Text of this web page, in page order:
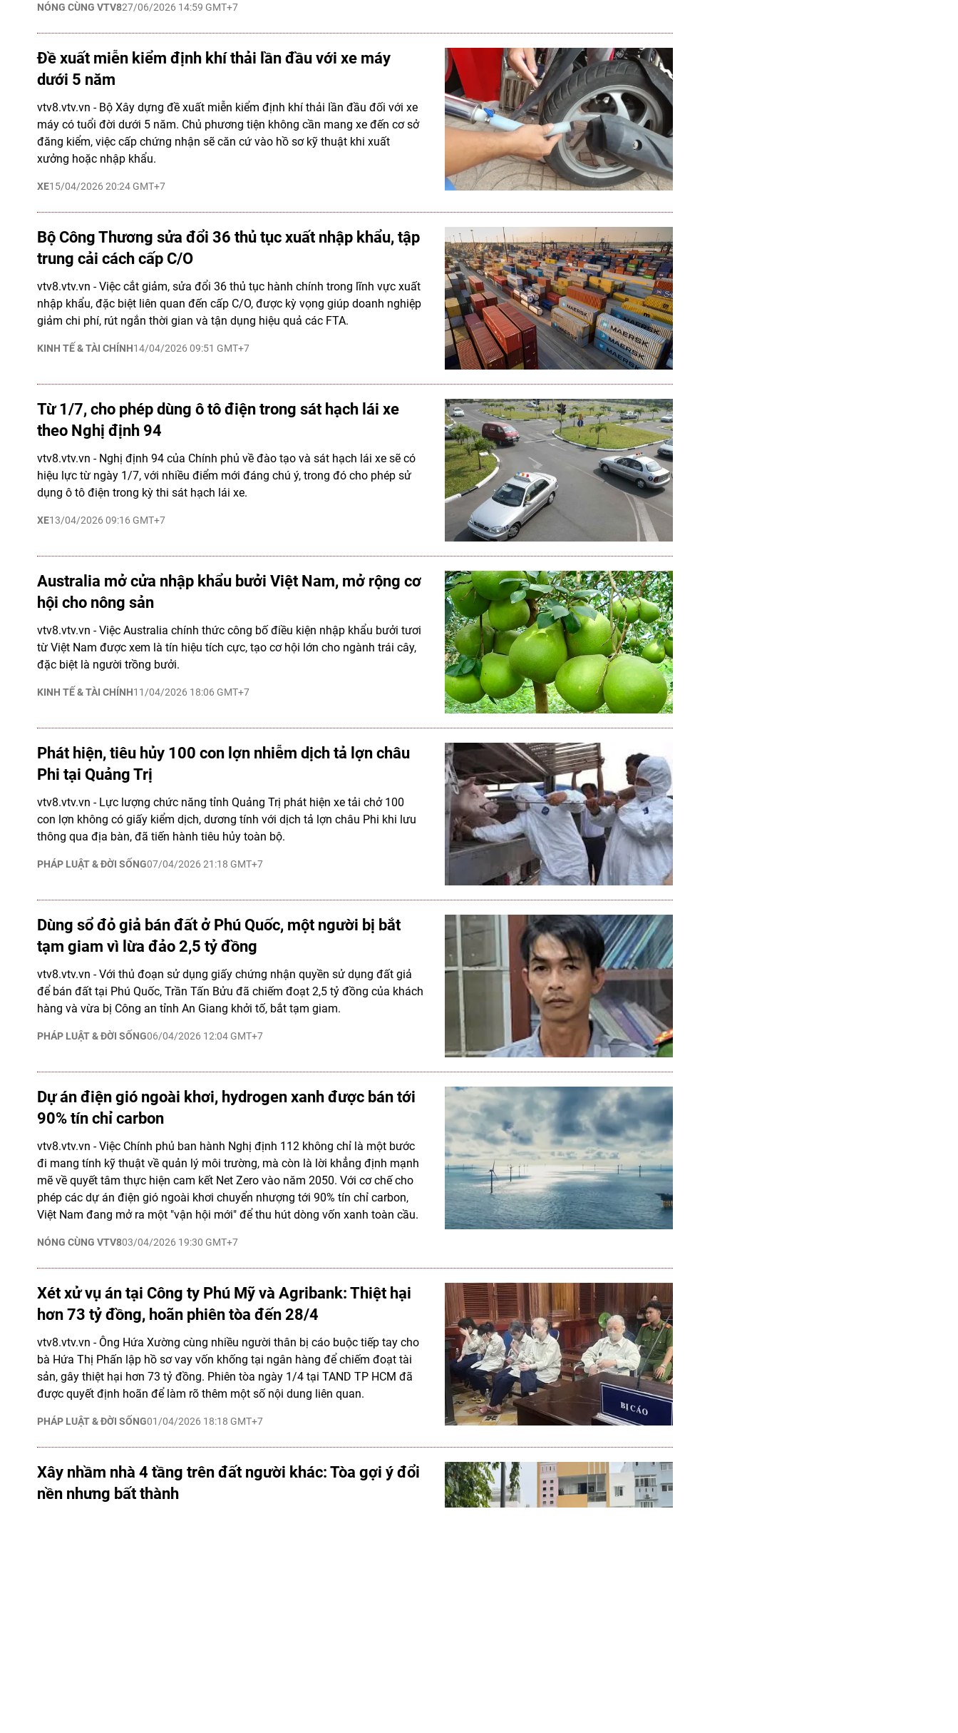
NÓNG CÙNG VTV827/06/2026 14:59 GMT+7
Đề xuất miễn kiểm định khí thải lần đầu với xe máy
dưới 5 năm
XE15/04/2026 20:24 GMT+7
vtv8.vtv.vn - Bộ Xây dựng đề xuất miễn kiểm định khí thải lần đầu đối với xe
máy có tuổi đời dưới 5 năm. Chủ phương tiện không cần mang xe đến cơ sở
đăng kiểm, việc cấp chứng nhận sẽ căn cứ vào hồ sơ kỹ thuật khi xuất
xưởng hoặc nhập khẩu.
Bộ Công Thương sửa đổi 36 thủ tục xuất nhập khẩu, tập
trung cải cách cấp C/O
KINH TẾ & TÀI CHÍNH14/04/2026 09:51 GMT+7
vtv8.vtv.vn - Việc cắt giảm, sửa đổi 36 thủ tục hành chính trong lĩnh vực xuất
nhập khẩu, đặc biệt liên quan đến cấp C/O, được kỳ vọng giúp doanh nghiệp
giảm chi phí, rút ngắn thời gian và tận dụng hiệu quả các FTA.
Từ 1/7, cho phép dùng ô tô điện trong sát hạch lái xe
theo Nghị định 94
XE13/04/2026 09:16 GMT+7
vtv8.vtv.vn - Nghị định 94 của Chính phủ về đào tạo và sát hạch lái xe sẽ có
hiệu lực từ ngày 1/7, với nhiều điểm mới đáng chú ý, trong đó cho phép sử
dụng ô tô điện trong kỳ thi sát hạch lái xe.
Australia mở cửa nhập khẩu bưởi Việt Nam, mở rộng cơ
hội cho nông sản
KINH TẾ & TÀI CHÍNH11/04/2026 18:06 GMT+7
vtv8.vtv.vn - Việc Australia chính thức công bố điều kiện nhập khẩu bưởi tươi
từ Việt Nam được xem là tín hiệu tích cực, tạo cơ hội lớn cho ngành trái cây,
đặc biệt là người trồng bưởi.
Phát hiện, tiêu hủy 100 con lợn nhiễm dịch tả lợn châu
Phi tại Quảng Trị
PHÁP LUẬT & ĐỜI SỐNG07/04/2026 21:18 GMT+7
vtv8.vtv.vn - Lực lượng chức năng tỉnh Quảng Trị phát hiện xe tải chở 100
con lợn không có giấy kiểm dịch, dương tính với dịch tả lợn châu Phi khi lưu
thông qua địa bàn, đã tiến hành tiêu hủy toàn bộ.
Dùng sổ đỏ giả bán đất ở Phú Quốc, một người bị bắt
tạm giam vì lừa đảo 2,5 tỷ đồng
PHÁP LUẬT & ĐỜI SỐNG06/04/2026 12:04 GMT+7
vtv8.vtv.vn - Với thủ đoạn sử dụng giấy chứng nhận quyền sử dụng đất giả
để bán đất tại Phú Quốc, Trần Tấn Bửu đã chiếm đoạt 2,5 tỷ đồng của khách
hàng và vừa bị Công an tỉnh An Giang khởi tố, bắt tạm giam.
Dự án điện gió ngoài khơi, hydrogen xanh được bán tới
90% tín chỉ carbon
NÓNG CÙNG VTV803/04/2026 19:30 GMT+7
vtv8.vtv.vn - Việc Chính phủ ban hành Nghị định 112 không chỉ là một bước
đi mang tính kỹ thuật về quản lý môi trường, mà còn là lời khẳng định mạnh
mẽ về quyết tâm thực hiện cam kết Net Zero vào năm 2050. Với cơ chế cho
phép các dự án điện gió ngoài khơi chuyển nhượng tới 90% tín chỉ carbon,
Việt Nam đang mở ra một "vận hội mới" để thu hút dòng vốn xanh toàn cầu.
Xét xử vụ án tại Công ty Phú Mỹ và Agribank: Thiệt hại
hơn 73 tỷ đồng, hoãn phiên tòa đến 28/4
PHÁP LUẬT & ĐỜI SỐNG01/04/2026 18:18 GMT+7
vtv8.vtv.vn - Ông Hứa Xường cùng nhiều người thân bị cáo buộc tiếp tay cho
bà Hứa Thị Phấn lập hồ sơ vay vốn khống tại ngân hàng để chiếm đoạt tài
sản, gây thiệt hại hơn 73 tỷ đồng. Phiên tòa ngày 1/4 tại TAND TP HCM đã
được quyết định hoãn để làm rõ thêm một số nội dung liên quan.
Xây nhầm nhà 4 tầng trên đất người khác: Tòa gợi ý đổi
nền nhưng bất thành